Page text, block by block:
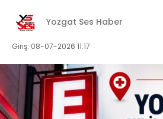
Yozgat Ses Haber
Giriş: 08-07-2026 11:17